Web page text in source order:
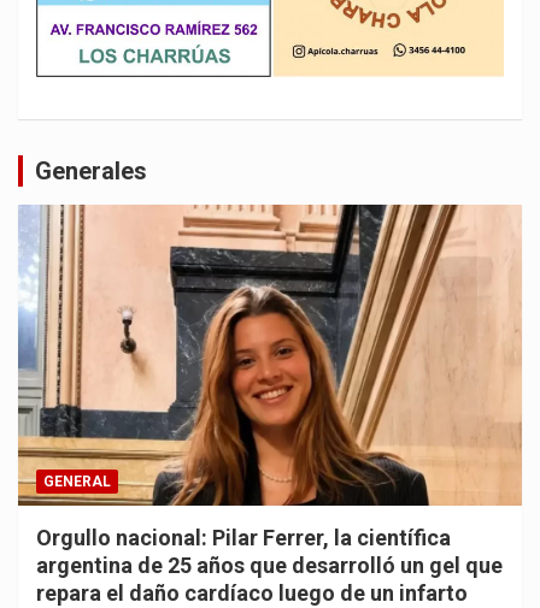
Generales
GENERAL
Orgullo nacional: Pilar Ferrer, la científica
argentina de 25 años que desarrolló un gel que
repara el daño cardíaco luego de un infarto